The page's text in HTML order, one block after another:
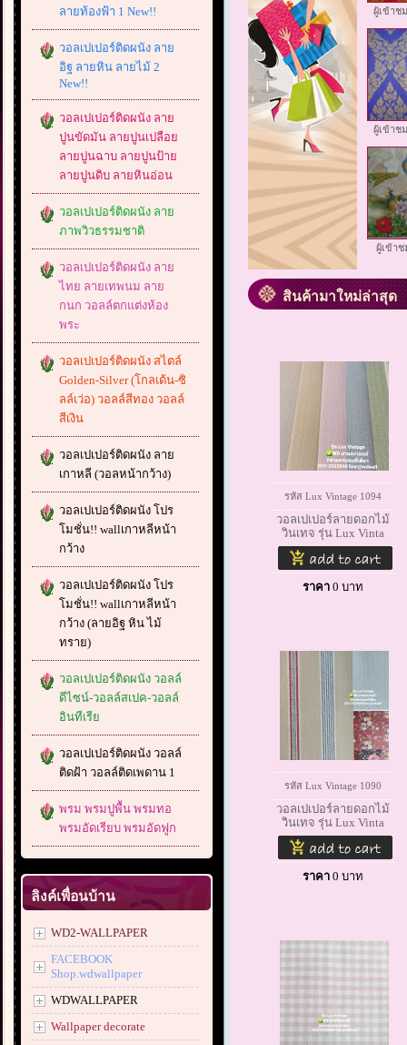
ลายท้องฟ้า 1 New!!
วอลเปเปอร์ติดผนัง ลาย
อิฐ ลายหิน ลายไม้ 2
New!!
วอลเปเปอร์ติดผนัง ลาย
ปูนขัดมัน ลายปูนเปลือย
ลายปูนฉาบ ลายปูนป้าย
ลายปูนดิบ ลายหินอ่อน
วอลเปเปอร์ติดผนัง ลาย
ภาพวิวธรรมชาติ
วอลเปเปอร์ติดผนัง ลาย
ไทย ลายเทพนม ลาย
กนก วอลล์ตกแต่งห้อง
พระ
วอลเปเปอร์ติดผนัง สไตล์
Golden-Silver (โกลเด้น-ซิ
ลล์เว่อ) วอลล์สีทอง วอลล์
สีเงิน
วอลเปเปอร์ติดผนัง ลาย
เกาหลี (วอลหน้ากว้าง)
วอลเปเปอร์ติดผนัง โปร
โมชั่น!! wallเกาหลีหน้า
กว้าง
วอลเปเปอร์ติดผนัง โปร
โมชั่น!! wallเกาหลีหน้า
กว้าง (ลายอิฐ หิน ไม้
ทราย)
วอลเปเปอร์ติดผนัง วอลล์
ดีไซน์-วอลล์สเปค-วอลล์
อินทีเรีย
วอลเปเปอร์ติดผนัง วอลล์
ติดฝ้า วอลล์ติดเพดาน 1
พรม พรมปูพื้น พรมทอ
พรมอัดเรียบ พรมอัดฟูก
ลิงค์เพื่อนบ้าน
WD2-WALLPAPER
FACEBOOK
Shop.wdwallpaper
WDWALLPAPER
Wallpaper decorate
ผู้เข้าช
ผู้เข้าช
ผู้เข้าช
สินค้ามาใหม่ล่าสุด
รหัส Lux Vintage 1094
วอลเปเปอร์ลายดอกไม้
วินเทจ รุ่น Lux Vinta
ราคา 0 บาท
รหัส Lux Vintage 1090
วอลเปเปอร์ลายดอกไม้
วินเทจ รุ่น Lux Vinta
ราคา 0 บาท